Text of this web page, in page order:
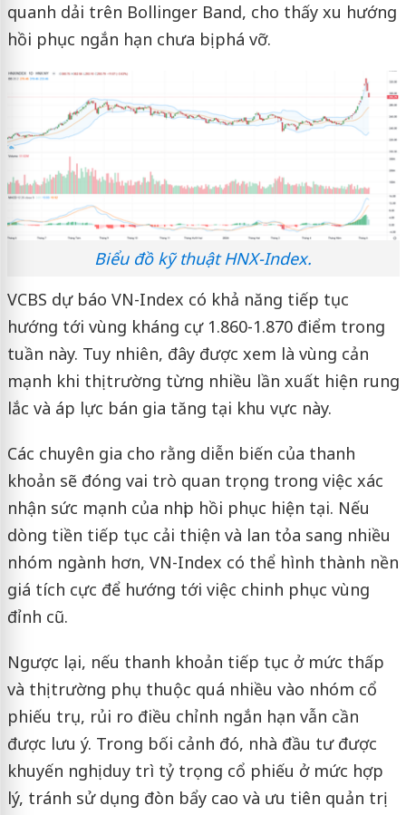
quanh dải trên Bollinger Band, cho thấy xu hướng
hồi phục ngắn hạn chưa bị phá vỡ.
Biểu đồ kỹ thuật HNX-Index.
VCBS dự báo VN-Index có khả năng tiếp tục
hướng tới vùng kháng cự 1.860-1.870 điểm trong
tuần này. Tuy nhiên, đây được xem là vùng cản
mạnh khi thị trường từng nhiều lần xuất hiện rung
lắc và áp lực bán gia tăng tại khu vực này.
Các chuyên gia cho rằng diễn biến của thanh
khoản sẽ đóng vai trò quan trọng trong việc xác
nhận sức mạnh của nhịp hồi phục hiện tại. Nếu
dòng tiền tiếp tục cải thiện và lan tỏa sang nhiều
nhóm ngành hơn, VN-Index có thể hình thành nền
giá tích cực để hướng tới việc chinh phục vùng
đỉnh cũ.
Ngược lại, nếu thanh khoản tiếp tục ở mức thấp
và thị trường phụ thuộc quá nhiều vào nhóm cổ
phiếu trụ, rủi ro điều chỉnh ngắn hạn vẫn cần
được lưu ý. Trong bối cảnh đó, nhà đầu tư được
khuyến nghị duy trì tỷ trọng cổ phiếu ở mức hợp
lý, tránh sử dụng đòn bẩy cao và ưu tiên quản trị